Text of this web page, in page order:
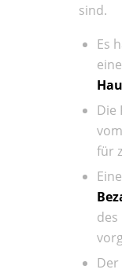
sind.
Es
Die
vom
für
Eine